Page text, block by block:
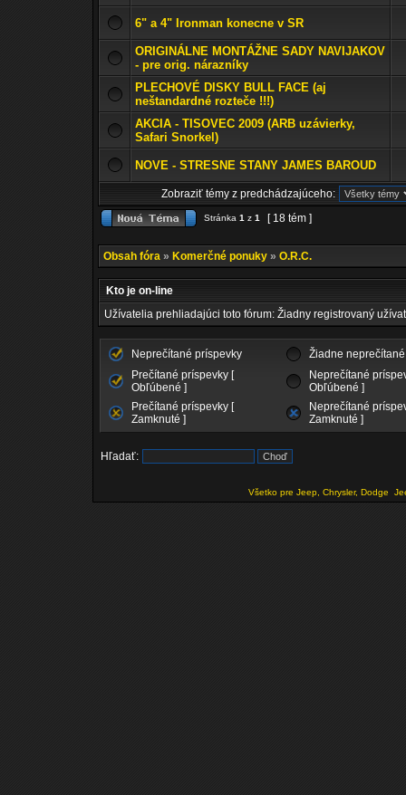
6" a 4" Ironman konecne v SR
ORIGINÁLNE MONTÁŽNE SADY NAVIJAKOV
- pre orig. nárazníky
PLECHOVÉ DISKY BULL FACE (aj
neštandardné rozteče !!!)
AKCIA - TISOVEC 2009 (ARB uzávierky,
Safari Snorkel)
NOVE - STRESNE STANY JAMES BAROUD
Zobraziť témy z predchádzajúceho:
Stránka 1 z 1 [ 18 tém ]
Obsah fóra » Komerčné ponuky » O.R.C.
Kto je on-line
Užívatelia prehliadajúci toto fórum: Žiadny registrovaný
Neprečítané príspevky
Žiadne
Prečítané príspevky [
Obľúbené ]
Neprečítané
Obľúbené ]
Prečítané príspevky [
Zamknuté ]
Neprečítané
Zamknuté ]
Hľadať:
Všetko pre Jeep, Chrysler, Dodge